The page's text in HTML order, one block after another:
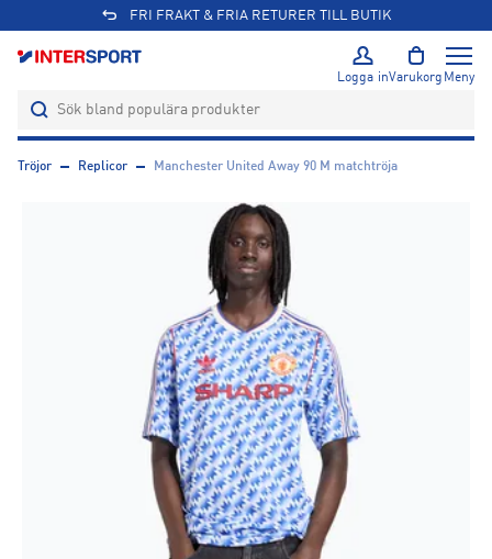
FRI FRAKT & FRIA RETURER TILL BUTIK
Logga inVarukorg Meny
Tröjor Replicor Manchester United Away 90 M matchtröja